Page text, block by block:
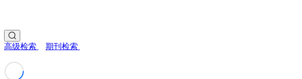
高级检索 期刊检索